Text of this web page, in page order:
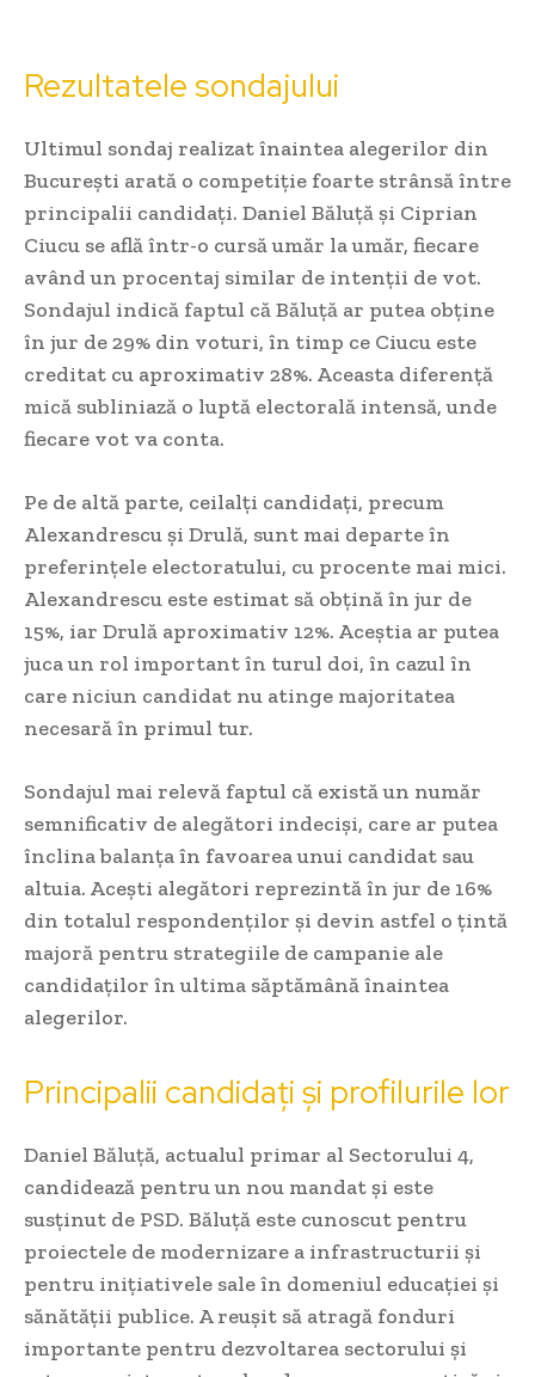
Rezultatele sondajului
Ultimul sondaj realizat înaintea alegerilor din
București arată o competiție foarte strânsă între
principalii candidați. Daniel Băluță și Ciprian
Ciucu se află într-o cursă umăr la umăr, fiecare
având un procentaj similar de intenții de vot.
Sondajul indică faptul că Băluță ar putea obține
în jur de 29% din voturi, în timp ce Ciucu este
creditat cu aproximativ 28%. Aceasta diferență
mică subliniază o luptă electorală intensă, unde
fiecare vot va conta.
Pe de altă parte, ceilalți candidați, precum
Alexandrescu și Drulă, sunt mai departe în
preferințele electoratului, cu procente mai mici.
Alexandrescu este estimat să obțină în jur de
15%, iar Drulă aproximativ 12%. Aceștia ar putea
juca un rol important în turul doi, în cazul în
care niciun candidat nu atinge majoritatea
necesară în primul tur.
Sondajul mai relevă faptul că există un număr
semnificativ de alegători indeciși, care ar putea
înclina balanța în favoarea unui candidat sau
altuia. Acești alegători reprezintă în jur de 16%
din totalul respondenților și devin astfel o țintă
majoră pentru strategiile de campanie ale
candidaților în ultima săptămână înaintea
alegerilor.
Principalii candidați și profilurile lor
Daniel Băluță, actualul primar al Sectorului 4,
candidează pentru un nou mandat și este
susținut de PSD. Băluță este cunoscut pentru
proiectele de modernizare a infrastructurii și
pentru inițiativele sale în domeniul educației și
sănătății publice. A reușit să atragă fonduri
importante pentru dezvoltarea sectorului și